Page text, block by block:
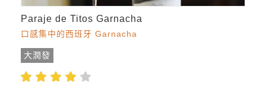
Paraje de Titos Garnacha
口感集中的西班牙 Garnacha
大潤發